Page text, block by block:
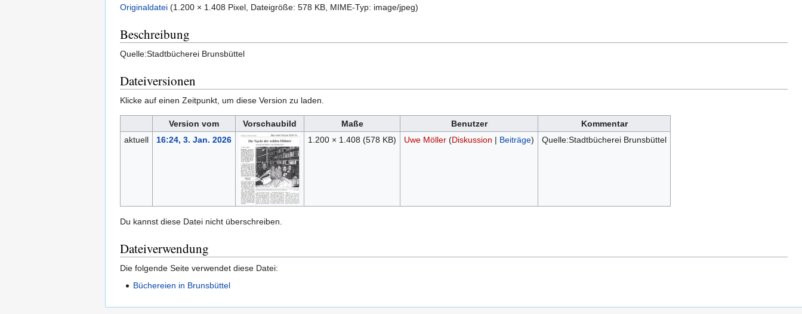
Originaldatei (1.200 × 1.408 Pixel, Dateigröße: 578 KB, MIME-Typ: image/jpeg)
Beschreibung
Quelle:Stadtbücherei Brunsbüttel
Dateiversionen
Klicke auf einen Zeitpunkt, um diese Version zu laden.
Version vom Vorschaubild Maße Benutzer
Kommentar
aktuell
16:24, 3. Jan. 2026 1.200 × 1.408 (578 KB) Uwe Möller (Diskussion | Beiträge) Quelle:Stadtbücherei Brunsbüttel
Du kannst diese Datei nicht überschreiben.
Dateiverwendung
Die folgende Seite verwendet diese Datei:
Büchereien in Brunsbüttel